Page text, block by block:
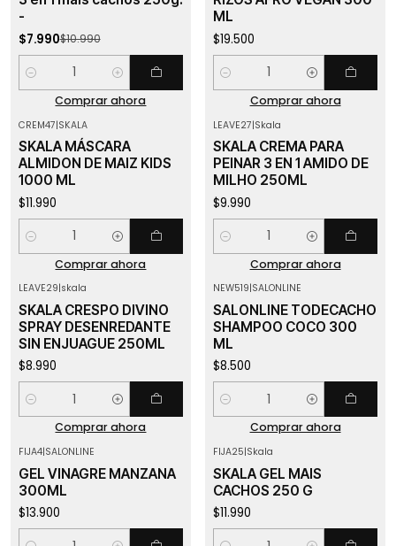
-
$7.990$10.990
Cantidad
Comprar ahora
ML
$19.500
Cantidad
Comprar ahora
CREM47|SKALA
SKALA MÁSCARA
ALMIDON DE MAIZ KIDS
1000 ML
$11.990
Cantidad
Comprar ahora
LEAVE27|Skala
SKALA CREMA PARA
PEINAR 3 EN 1 AMIDO DE
MILHO 250ML
$9.990
Cantidad
Comprar ahora
LEAVE29|skala
SKALA CRESPO DIVINO
SPRAY DESENREDANTE
SIN ENJUAGUE 250ML
$8.990
Cantidad
Comprar ahora
NEW519|SALONLINE
SALONLINE TODECACHO
SHAMPOO COCO 300
ML
$8.500
Cantidad
Comprar ahora
FIJA4|SALONLINE
GEL VINAGRE MANZANA
300ML
$13.900
FIJA25|Skala
SKALA GEL MAIS
CACHOS 250 G
$11.990